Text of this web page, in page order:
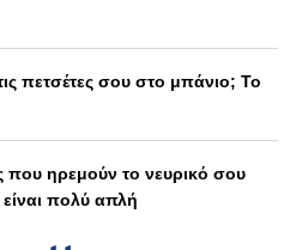
πετσέτες σου στο μπάνιο; Το
που ηρεμούν το νευρικό σου
πολύ απλή